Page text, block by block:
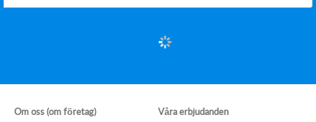
NVMe VPS Algedi IPv6 only
-20% RABATT